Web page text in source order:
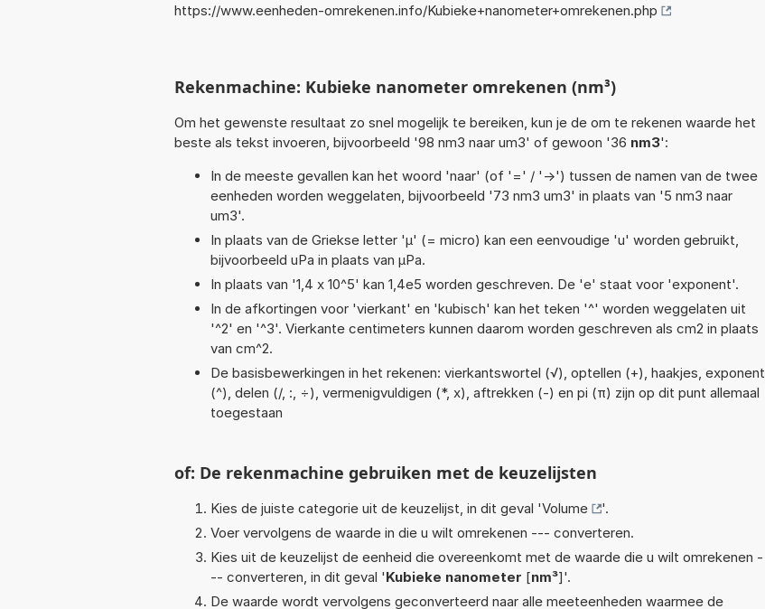
https://www.eenheden-omrekenen.info/Kubieke+nanometer+omrekenen.php
Rekenmachine: Kubieke nanometer omrekenen (nm³)
Om het gewenste resultaat zo snel mogelijk te bereiken, kun je de om te rekenen waarde het
beste als tekst invoeren, bijvoorbeeld '98 nm3 naar um3' of gewoon '36 nm3':
In de meeste gevallen kan het woord 'naar' (of '=' / '->') tussen de namen van de twee
eenheden worden weggelaten, bijvoorbeeld '73 nm3 um3' in plaats van '5 nm3 naar
um3'.
In plaats van de Griekse letter 'µ' (= micro) kan een eenvoudige 'u' worden gebruikt,
bijvoorbeeld uPa in plaats van µPa.
In plaats van '1,4 x 10^5' kan 1,4e5 worden geschreven. De 'e' staat voor 'exponent'.
In de afkortingen voor 'vierkant' en 'kubisch' kan het teken '^' worden weggelaten uit
'^2' en '^3'. Vierkante centimeters kunnen daarom worden geschreven als cm2 in plaats
van cm^2.
De basisbewerkingen in het rekenen: vierkantswortel (√), optellen (+), haakjes, exponent
(^), delen (/, :, ÷), vermenigvuldigen (*, x), aftrekken (-) en pi (π) zijn op dit punt allemaal
toegestaan
of: De rekenmachine gebruiken met de keuzelijsten
Kies de juiste categorie uit de keuzelijst, in dit geval 'Volume
'.
Voer vervolgens de waarde in die u wilt omrekenen --- converteren.
Kies uit de keuzelijst de eenheid die overeenkomt met de waarde die u wilt omrekenen -
-- converteren, in dit geval 'Kubieke nanometer [nm³]'.
De waarde wordt vervolgens geconverteerd naar alle meeteenheden waarmee de